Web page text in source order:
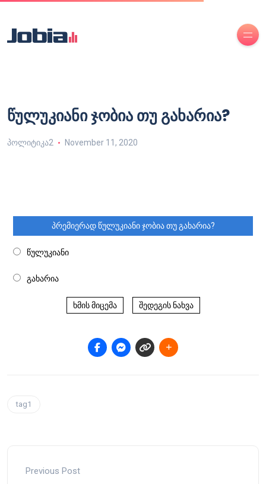
წულუკიანი ჯობია თუ გახარია?
პოლიტიკა2 November 11, 2020
პრემიერად წულუკიანი ჯობია თუ გახარია?
წულუკიანი
გახარია
ხმის მიცემა შედეგის ნახვა
tag1
Previous Post